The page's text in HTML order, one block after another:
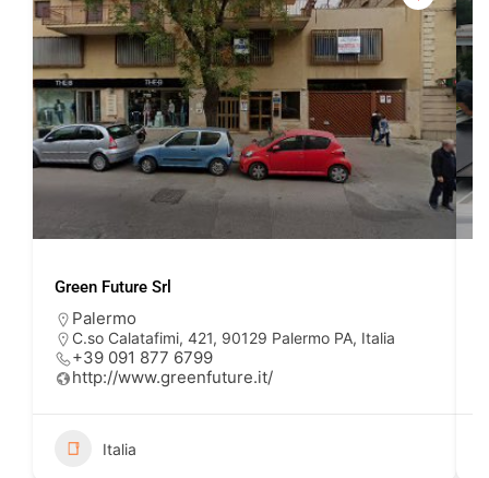
Green Future Srl
Palermo
C.so Calatafimi, 421, 90129 Palermo PA, Italia
+39 091 877 6799
http://www.greenfuture.it/
Italia